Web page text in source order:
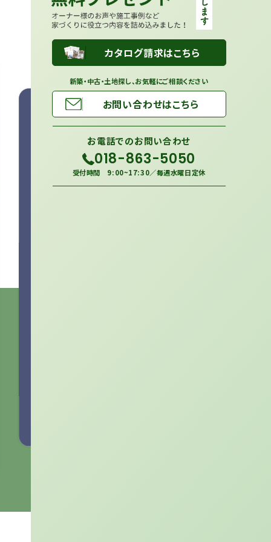
カタログ請求はこちら
新築・中古・土地探し、お気軽にご相談ください
お問い合わせはこちら
お電話でのお問い合わせ
018-863-5050
受付時間 9:00~17:30／毎週水曜日定休